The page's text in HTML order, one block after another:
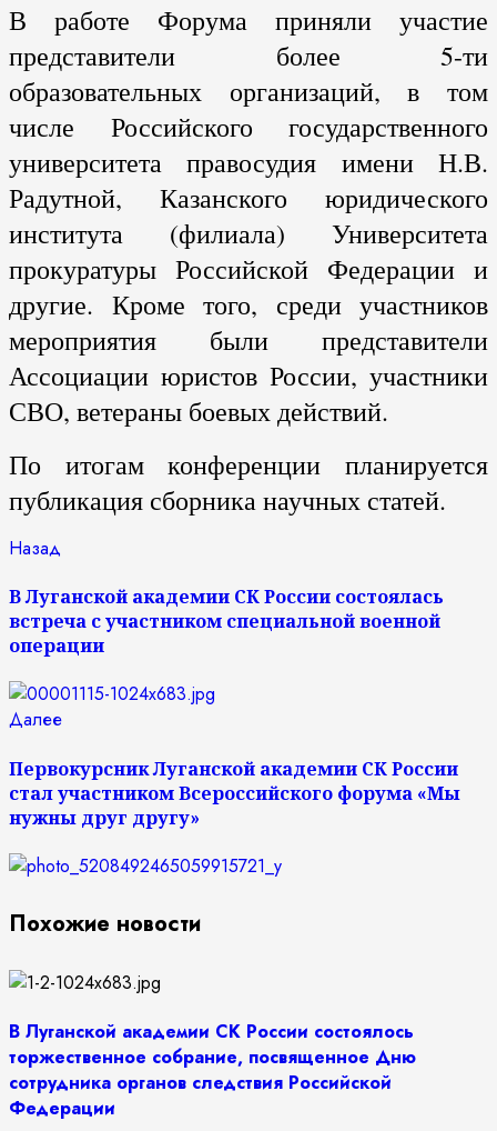
В работе Форума приняли участие
представители более 5-ти
образовательных организаций, в том
числе Российского государственного
университета правосудия имени Н.В.
Радутной, Казанского юридического
института (филиала) Университета
прокуратуры Российской Федерации и
другие. Кроме того, среди участников
мероприятия были представители
Ассоциации юристов России, участники
СВО, ветераны боевых действий.
По итогам конференции планируется
публикация сборника научных статей.
Продолжить
чтение
Назад
В Луганской академии СК России состоялась
встреча с участником специальной военной
операции
ДалееСледующая
Первокурсник Луганской академии СК России
стал участником Всероссийского форума «Мы
нужны друг другу»
Похожие новости
В Луганской академии СК России состоялось
торжественное собрание, посвященное Дню
сотрудника органов следствия Российской
Федерации